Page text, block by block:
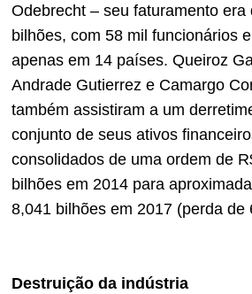
Odebrecht – seu faturamento era
bilhões, com 58 mil funcionários
apenas em 14 países. Queiroz
Andrade Gutierrez e Camargo
também assistiram a um
conjunto de seus ativos
consolidados de uma ordem de
bilhões em 2014 para
8,041 bilhões em 2017 (perda de
Destruição da indústria